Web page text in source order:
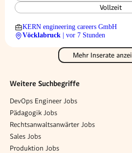
Vollzeit
KERN engineering careers GmbH
Vöcklabruck
| vor 7 Stunden
Mehr Inserate
Weitere Suchbegriffe
DevOps Engineer Jobs
Pädagogik Jobs
Rechtsanwaltsanwärter Jobs
Sales Jobs
Produktion Jobs